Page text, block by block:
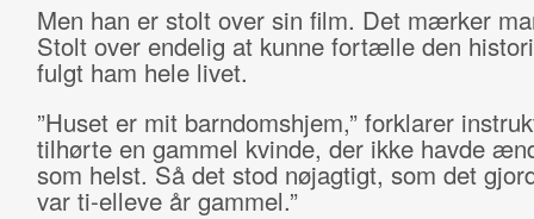
Men han er stolt over sin film. Det mærker
Stolt over endelig at kunne fortælle den
fulgt ham hele livet.
”Huset er mit barndomshjem,” forklarer
tilhørte en gammel kvinde, der ikke havde
som helst. Så det stod nøjagtigt, som det
var ti-elleve år gammel.”